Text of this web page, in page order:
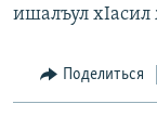
ишалъул хIасил
Поделиться